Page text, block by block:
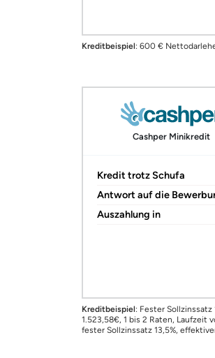
Kreditbeispiel: 600 €
Cashper Minikredit
Kredit trotz Schufa
Antwort auf die
Auszahlung in
Kreditbeispiel: Fester
1.523,58€, 1 bis 2 Raten, Laufzeit
fester Sollzinssatz 13,5%,